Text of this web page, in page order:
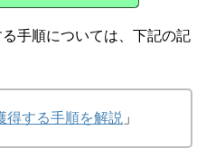
手順については、下記の記
得する手順を解説 」